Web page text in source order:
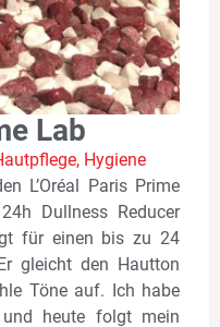
Lab
, Hygiene
L’Oréal Paris Prime
Dullness Reducer
für einen bis zu 24
gleicht den Hautton
Töne auf. Ich habe
heute folgt mein